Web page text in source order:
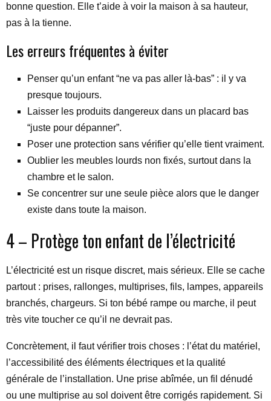
bonne question. Elle t’aide à voir la maison à sa hauteur,
pas à la tienne.
Les erreurs fréquentes à éviter
Penser qu’un enfant “ne va pas aller là-bas” : il y va
presque toujours.
Laisser les produits dangereux dans un placard bas
“juste pour dépanner”.
Poser une protection sans vérifier qu’elle tient vraiment.
Oublier les meubles lourds non fixés, surtout dans la
chambre et le salon.
Se concentrer sur une seule pièce alors que le danger
existe dans toute la maison.
4 – Protège ton enfant de l’électricité
L’électricité est un risque discret, mais sérieux. Elle se cache
partout : prises, rallonges, multiprises, fils, lampes, appareils
branchés, chargeurs. Si ton bébé rampe ou marche, il peut
très vite toucher ce qu’il ne devrait pas.
Concrètement, il faut vérifier trois choses : l’état du matériel,
l’accessibilité des éléments électriques et la qualité
générale de l’installation. Une prise abîmée, un fil dénudé
ou une multiprise au sol doivent être corrigés rapidement. Si